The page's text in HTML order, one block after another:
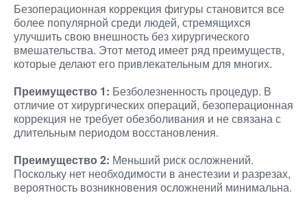
Безоперационная коррекция фигуры становится все
более популярной среди людей, стремящихся
улучшить свою внешность без хирургического
вмешательства. Этот метод имеет ряд преимуществ,
которые делают его привлекательным для многих.
Преимущество 1: Безболезненность процедур. В
отличие от хирургических операций, безоперационная
коррекция не требует обезболивания и не связана с
длительным периодом восстановления.
Преимущество 2: Меньший риск осложнений.
Поскольку нет необходимости в анестезии и разрезах,
вероятность возникновения осложнений минимальна.